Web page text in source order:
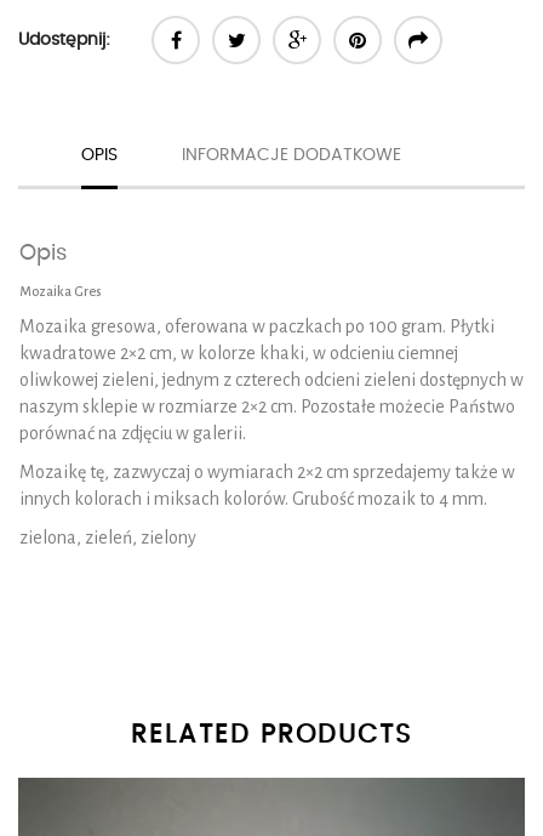
Udostępnij:
OPIS INFORMACJE DODATKOWE
Opis
Mozaika Gres
Mozaika gresowa, oferowana w paczkach po 100 gram. Płytki
kwadratowe 2×2 cm, w kolorze khaki, w odcieniu ciemnej
oliwkowej zieleni, jednym z czterech odcieni zieleni dostępnych w
naszym sklepie w rozmiarze 2×2 cm. Pozostałe możecie Państwo
porównać na zdjęciu w galerii.
Mozaikę tę, zazwyczaj o wymiarach 2×2 cm sprzedajemy także w
innych kolorach i miksach kolorów. Grubość mozaik to 4 mm.
zielona, zieleń, zielony
RELATED PRODUCTS